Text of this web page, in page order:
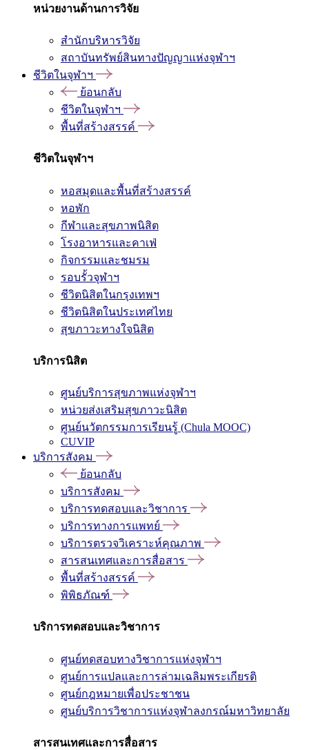
หน่วยงานด้านการวิจัย
สำนักบริหารวิจัย
สถาบันทรัพย์สินทางปัญญาแห่งจุฬาฯ
ชีวิตในจุฬาฯ
ย้อนกลับ
ชีวิตในจุฬาฯ
พื้นที่สร้างสรรค์
ชีวิตในจุฬาฯ
หอสมุดและพื้นที่สร้างสรรค์
หอพัก
กีฬาและสุขภาพนิสิต
โรงอาหารและคาเฟ่
กิจกรรมและชมรม
รอบรั้วจุฬาฯ
ชีวิตนิสิตในกรุงเทพฯ
ชีวิตนิสิตในประเทศไทย
สุขภาวะทางใจนิสิต
บริการนิสิต
ศูนย์บริการสุขภาพแห่งจุฬาฯ
หน่วยส่งเสริมสุขภาวะนิสิต
ศูนย์นวัตกรรมการเรียนรู้ (Chula MOOC)
CUVIP
บริการสังคม
ย้อนกลับ
บริการสังคม
บริการทดสอบและวิชาการ
บริการทางการแพทย์
บริการตรวจวิเคราะห์คุณภาพ
สารสนเทศและการสื่อสาร
พื้นที่สร้างสรรค์
พิพิธภัณฑ์
บริการทดสอบและวิชาการ
ศูนย์ทดสอบทางวิชาการแห่งจุฬาฯ
ศูนย์การแปลและการล่ามเฉลิมพระเกียรติ
ศูนย์กฎหมายเพื่อประชาชน
ศูนย์บริการวิชาการแห่งจุฬาลงกรณ์มหาวิทยาลัย
สารสนเทศและการสื่อสาร